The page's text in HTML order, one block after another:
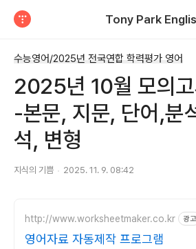
Tony Park
수능영어/2025년 전국연합 학력평가 영어
2025년 10월 모의
-본문, 지문, 단어,분
석, 변형
지식의 기쁨 2025. 11. 9. 08:42
http://www.worksheetmaker.co.kr 광고
영어자료 자동제작 프로그램